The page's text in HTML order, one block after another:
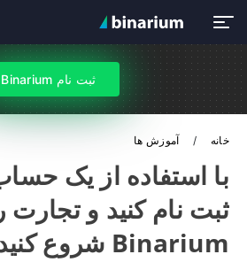
ثبت نام Binarium
خانه آموزش ها
با استفاده از یک
ثبت نام کنید و تجارت
Binarium شروع کنید